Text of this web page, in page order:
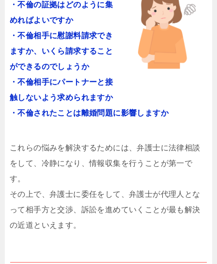
・不倫の証拠はどのように集
めればよいですか
・不倫相手に慰謝料請求でき
ますか、いくら請求すること
ができるのでしょうか
・不倫相手にパートナーと接
触しないよう求められますか
・不倫されたことは離婚問題に影響しますか
これらの悩みを解決するためには、弁護士に法律相談
をして、冷静になり、情報収集を行うことが第一で
す。
その上で、弁護士に委任をして、弁護士が代理人とな
って相手方と交渉、訴訟を進めていくことが最も解決
の近道といえます。